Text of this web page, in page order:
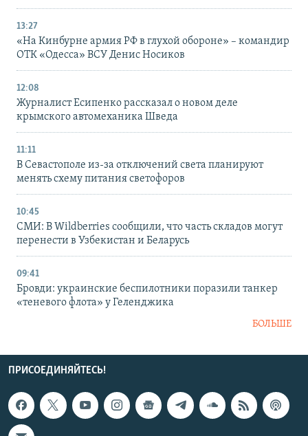
13:27
«На Кинбурне армия РФ в глухой обороне» – командир
ОТК «Одесса» ВСУ Денис Носиков
12:08
Журналист Есипенко рассказал о новом деле
крымского автомеханика Шведа
11:11
В Севастополе из-за отключений света планируют
менять схему питания светофоров
10:45
СМИ: В Wildberries сообщили, что часть складов могут
перенести в Узбекистан и Беларусь
09:41
Бровди: украинские беспилотники поразили танкер
«теневого флота» у Геленджика
БОЛЬШЕ
ПРИСОЕДИНЯЙТЕСЬ!